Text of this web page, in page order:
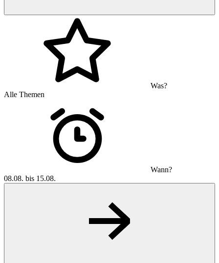
Was?
Alle Themen
Wann?
08.08. bis 15.08.